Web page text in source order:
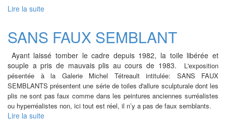
Lire la suite
LAVIS
SANS FAUX SEMBLANT
Ayant laissé tomber le cadre depuis 1982, la toile libérée et
souple a pris de mauvais plis au cours de 1983. L'exposition
pésentée à la Galerie Michel Tétreault intitulée: SANS FAUX
SEMBLANTS présentent une série de toiles d'allure sculpturale dont les
plis ne sont pas faux comme dans les peintures anciennes surréalistes
ou hyperréalistes non, ici tout est réel, il n’y a pas de faux semblants.
Lire la suite